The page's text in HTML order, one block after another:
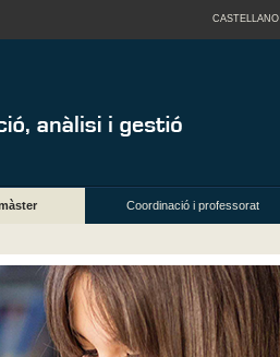
CASTELLANO
Coordinació i professorat